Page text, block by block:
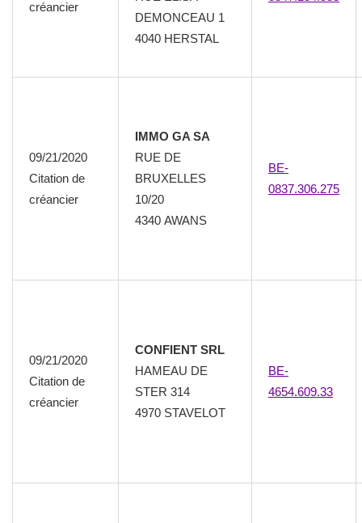
créancier
DEMONCEAU 1
4040 HERSTAL
09/21/2020
Citation de
créancier
IMMO GA SA
RUE DE
BRUXELLES
10/20
4340 AWANS
BE-
0837.306.275
09/21/2020
Citation de
créancier
CONFIENT SRL
HAMEAU DE
STER 314
4970 STAVELOT
BE-
4654.609.33